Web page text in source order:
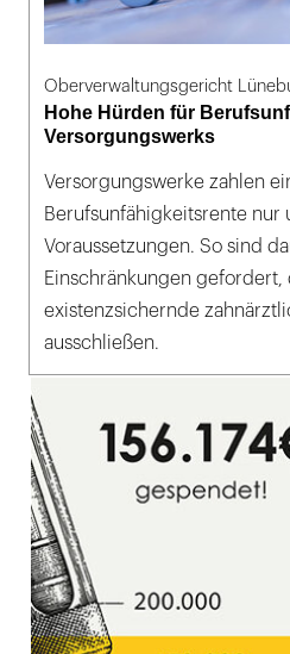
Oberverwaltungsgericht
Hohe Hürden für
Versorgungswerks
Versorgungswerke zahlen
Berufsunfähigkeitsrente nur
Voraussetzungen. So sind
Einschränkungen
existenzsichernde
ausschließen.